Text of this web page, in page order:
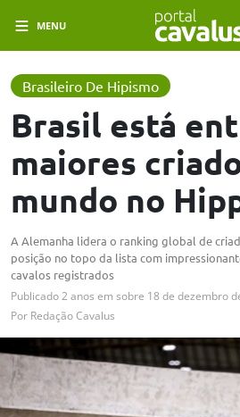
MENU
Brasileiro De Hipismo
Brasil está
maiores
mundo no
A Alemanha lidera o ranking global de
posição no topo da lista com
cavalos registrados
Publicado2 anos em sobre 18 de dezembro
Por Redação Cavalus